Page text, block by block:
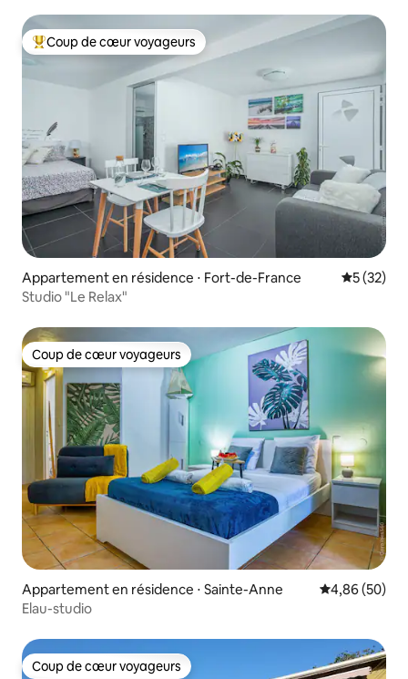
Coups de cœur voyageurs les plus appréciés
Coup de cœur voyageurs
Appartement en résidence ⋅ Fort-de-France
5 (32)
Studio "Le Relax"
Coup de cœur voyageurs
Coup de cœur voyageurs
Appartement en résidence ⋅ Sainte-Anne Évaluation
4,86 (50)
Elau-studio
Coup de cœur voyageurs
Coup de cœur voyageurs